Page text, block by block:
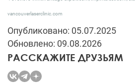
vancouverlaserclinic.com
Опубликовано: 05.07.2025
Обновлено: 09.08.2026
РАССКАЖИТЕ ДРУЗЬЯМ